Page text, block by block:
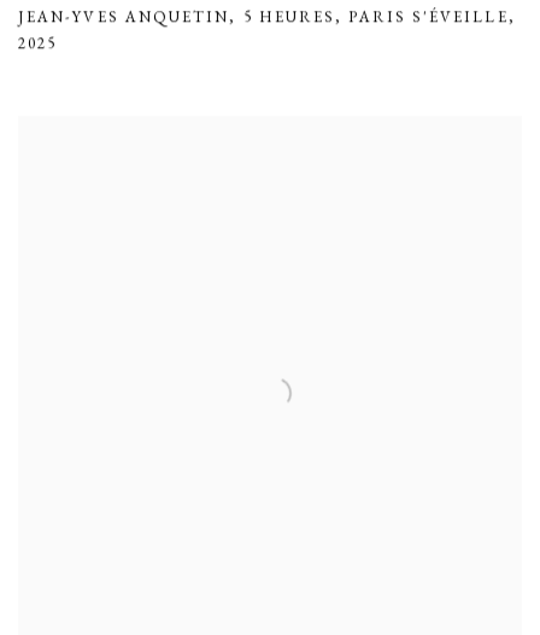
JEAN-YVES ANQUETIN, 5 HEURES ,PARIS S'ÉVEILLE,
2025